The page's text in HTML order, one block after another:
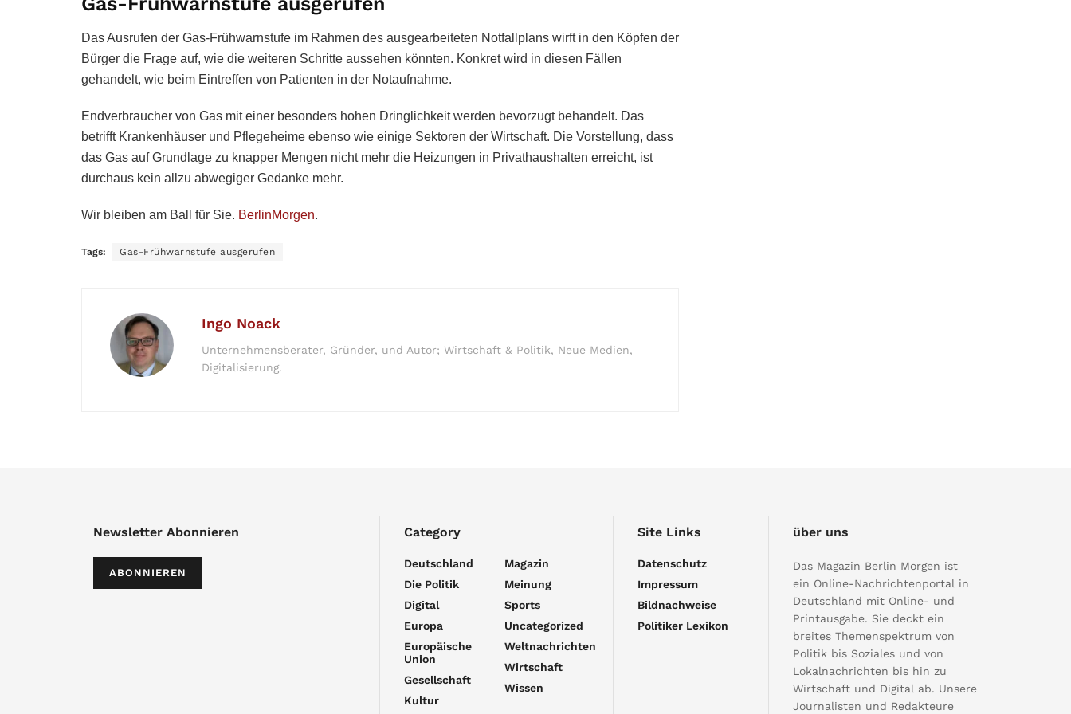
Das Ausrufen der Gas-Frühwarnstufe im Rahmen des ausgearbeiteten Notfallplans wirft in den Köpfen der
Bürger die Frage auf, wie die weiteren Schritte aussehen könnten. Konkret wird in diesen Fällen
gehandelt, wie beim Eintreffen von Patienten in der Notaufnahme.
Endverbraucher von Gas mit einer besonders hohen Dringlichkeit werden bevorzugt behandelt. Das
betrifft Krankenhäuser und Pflegeheime ebenso wie einige Sektoren der Wirtschaft. Die Vorstellung, dass
das Gas auf Grundlage zu knapper Mengen nicht mehr die Heizungen in Privathaushalten erreicht, ist
durchaus kein allzu abwegiger Gedanke mehr.
Wir bleiben am Ball für Sie. BerlinMorgen.
Tags: Gas-Frühwarnstufe ausgerufen
Ingo Noack
Unternehmensberater, Gründer, und Autor; Wirtschaft & Politik, Neue Medien,
Digitalisierung.
Newsletter Abonnieren
ABONNIEREN
Category
Deutschland
Die Politik
Digital
Europa
Europäische
Union
Gesellschaft
Kultur
Magazin
Meinung
Sports
Uncategorized
Weltnachrichten
Wirtschaft
Wissen
Site Links
Datenschutz
Impressum
Bildnachweise
Politiker Lexikon
über uns
Das Magazin Berlin Morgen ist
ein Online-Nachrichtenportal in
Deutschland mit Online- und
Printausgabe. Sie deckt ein
breites Themenspektrum von
Politik bis Soziales und von
Lokalnachrichten bis hin zu
Wirtschaft und Digital ab. Unsere
Journalisten und Redakteure